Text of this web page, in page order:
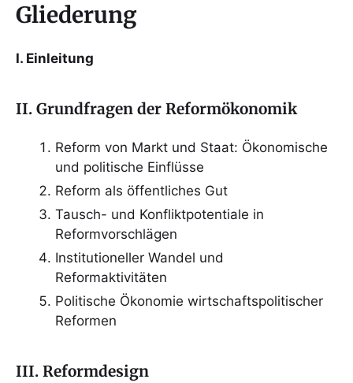
Gliederung
I. Einleitung
II. Grundfragen der Reformökonomik
Reform von Markt und Staat: Ökonomische
und politische Einflüsse
Reform als öffentliches Gut
Tausch- und Konfliktpotentiale in
Reformvorschlägen
Institutioneller Wandel und
Reformaktivitäten
Politische Ökonomie wirtschaftspolitischer
Reformen
III. Reformdesign